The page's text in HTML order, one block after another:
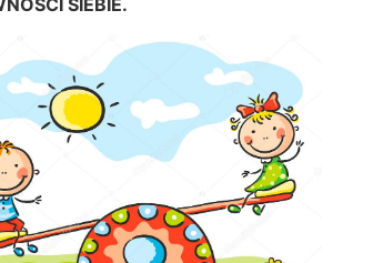
SIEBIE.